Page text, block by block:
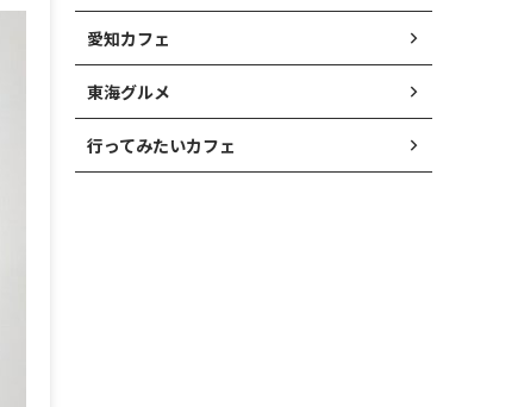
愛知カフェ
東海グルメ
行ってみたいカフェ